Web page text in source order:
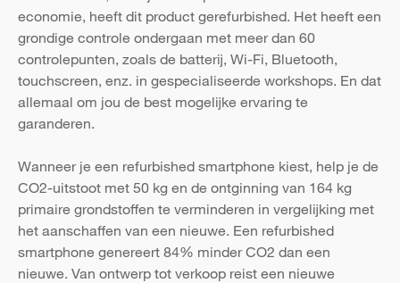
economie, heeft dit product gerefurbished. Het heeft een
grondige controle ondergaan met meer dan 60
controlepunten, zoals de batterij, Wi-Fi, Bluetooth,
touchscreen, enz. in gespecialiseerde workshops. En dat
allemaal om jou de best mogelijke ervaring te
garanderen.
Wanneer je een refurbished smartphone kiest, help je de
CO2-uitstoot met 50 kg en de ontginning van 164 kg
primaire grondstoffen te verminderen in vergelijking met
het aanschaffen van een nieuwe. Een refurbished
smartphone genereert 84% minder CO2 dan een
nieuwe. Van ontwerp tot verkoop reist een nieuwe